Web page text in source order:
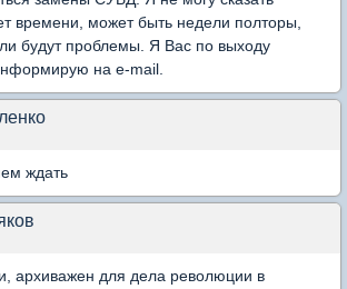
времени, может быть недели полторы,
будут проблемы. Я Вас по выходу
на e-mail.
ждать
архиважен для дела революции в